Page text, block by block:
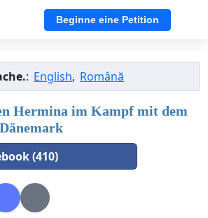
Beginne eine Petition
: English, Română
Hermina im Kampf mit dem
(410)